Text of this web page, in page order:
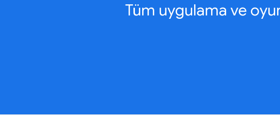
Tüm uygulama ve